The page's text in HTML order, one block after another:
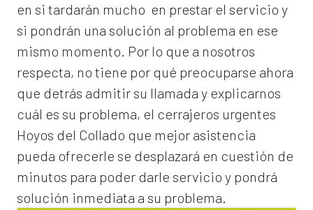
en si tardarán mucho en prestar el servicio y
si pondrán una solución al problema en ese
mismo momento. Por lo que a nosotros
respecta, no tiene por qué preocuparse ahora
que detrás admitir su llamada y explicarnos
cuál es su problema, el cerrajeros urgentes
Hoyos del Collado que mejor asistencia
pueda ofrecerle se desplazará en cuestión de
minutos para poder darle servicio y pondrá
solución inmediata a su problema.